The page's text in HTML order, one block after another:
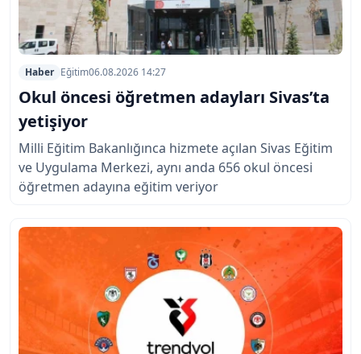
Haber Eğitim06.08.2026 14:27
Okul öncesi öğretmen adayları Sivas’ta
yetişiyor
Milli Eğitim Bakanlığınca hizmete açılan Sivas Eğitim
ve Uygulama Merkezi, aynı anda 656 okul öncesi
öğretmen adayına eğitim veriyor